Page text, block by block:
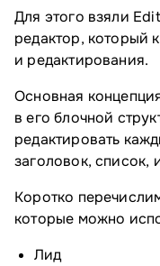
Для этого взяли
редактор, который
и редактирования.
Основная
в его блочной
редактировать
заголовок, список,
Коротко
которые можно
Лид